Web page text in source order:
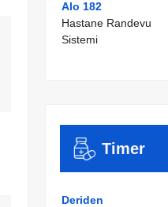
Alo 182
Hastane Randevu
Sistemi
Timer
Deriden